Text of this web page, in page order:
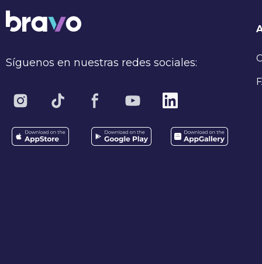
Síguenos en nuestras redes sociales: